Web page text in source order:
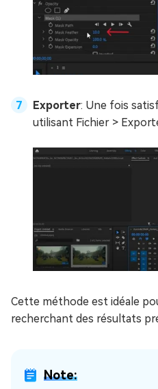
Exporter: Une fois
utilisant Fichier >
Cette méthode est idéale
recherchant des résultats
Note: